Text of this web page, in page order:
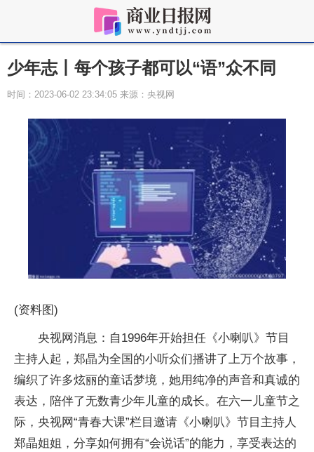
少年志丨每个孩子都可以“语”众不同
时间：2023-06-02 23:34:05 来源：央视网
(资料图)
央视网消息：自1996年开始担任《小喇叭》节目
主持人起，郑晶为全国的小听众们播讲了上万个故事，
编织了许多炫丽的童话梦境，她用纯净的声音和真诚的
表达，陪伴了无数青少年儿童的成长。在六一儿童节之
际，央视网“青春大课”栏目邀请《小喇叭》节目主持人
郑晶姐姐，分享如何拥有“会说话”的能力，享受表达的